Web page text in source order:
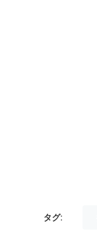
タグ: